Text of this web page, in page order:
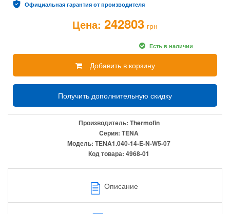
Официальная гарантия от производителя
Цена: 242803 грн
Есть в наличии
Добавить в корзину
Получить дополнительную скидку
Производитель: Thermofin
Cерия: TENA
Модель: TENA1.040-14-E-N-W5-07
Код товара: 4968-01
Описание